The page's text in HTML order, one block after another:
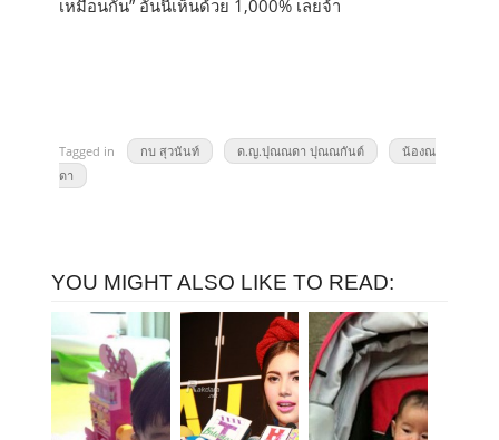
เหมือนกัน” อันนี้เห็นด้วย 1,000% เลยจ้า
Tagged in กบ สุวนันท์ ด.ญ.ปุณณดา ปุณณกันต์
น้องณ
ดา
YOU MIGHT ALSO LIKE TO READ: